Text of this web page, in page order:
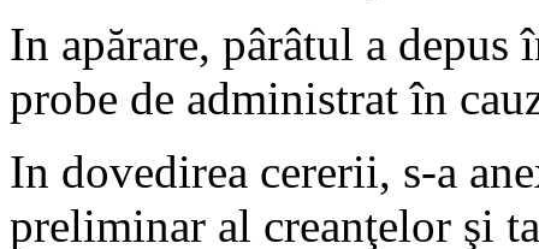
In apărare, pârâtul a depus
probe de administrat în
In dovedirea cererii, s-a
preliminar al creanţelor şi